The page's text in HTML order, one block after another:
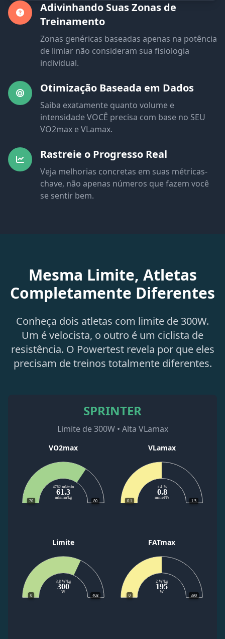
Adivinhando Suas Zonas de
Treinamento
Zonas genéricas baseadas apenas na potência
de limiar não consideram sua fisiologia
individual.
Otimização Baseada em Dados
Saiba exatamente quanto volume e
intensidade VOCÊ precisa com base no SEU
VO2max e VLamax.
Rastreie o Progresso Real
Veja melhorias concretas em suas métricas-
chave, não apenas números que fazem você
se sentir bem.
Mesma Limite, Atletas
Completamente Diferentes
Conheça dois atletas com limite de 300W.
Um é velocista, o outro é um ciclista de
resistência. O Powertest revela por que eles
precisam de treinos totalmente diferentes.
SPRINTER
Limite de 300W • Alta VLamax
VO2max
20 80
4782 ml/min
61.3
ml/min/kg
VLamax
0.1 1.5
± 4 %
0.8
mmol/l/s
Limite
0 468
3.8 W/kg
300
W
FATmax
0 390
2 W/kg
195
W